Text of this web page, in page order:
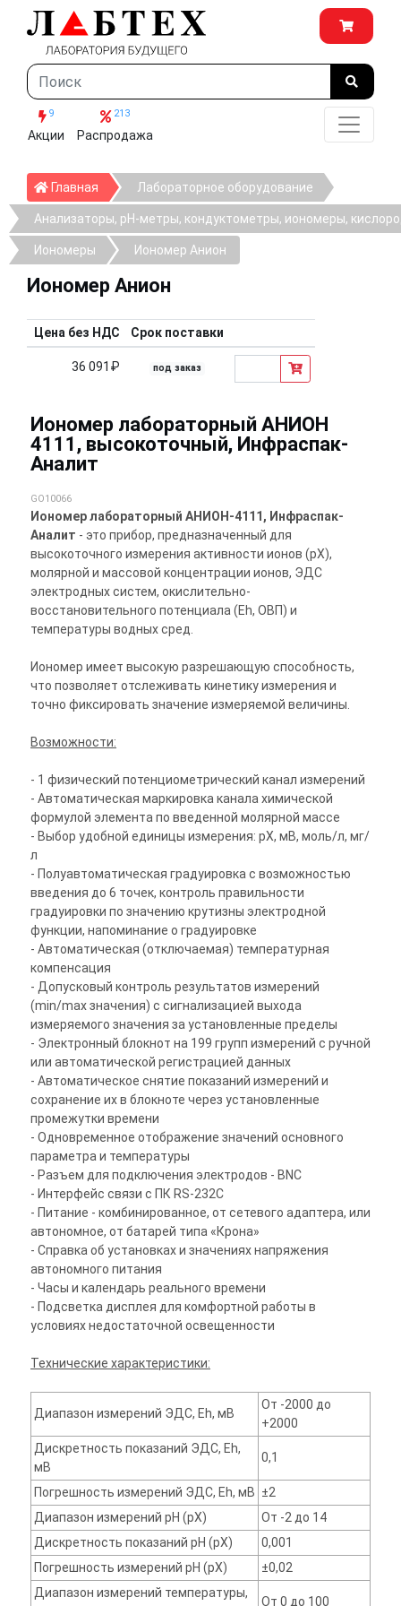
9
Акции
213
Распродажа
Главная ГлавнаяЛабораторное оборудование
Анализаторы, рН-метры, кондуктометры, иономеры,
Иономеры Иономер Анион
Иономер Анион
Цена без НДС Срок поставки
36 091₽ под заказ
Иономер лабораторный АНИОН
4111, высокоточный, Инфраспак-
Аналит
GO10066
Иономер лабораторный АНИОН-4111, Инфраспак-
Аналит - это прибор, предназначенный для
высокоточного измерения активности ионов (pX),
молярной и массовой концентрации ионов, ЭДС
электродных систем, окислительно-
восстановительного потенциала (Eh, ОВП) и
температуры водных сред.
Иономер имеет высокую разрешающую способность,
что позволяет отслеживать кинетику измерения и
точно фиксировать значение измеряемой величины.
Возможности:
- 1 физический потенциометрический канал измерений
- Автоматическая маркировка канала химической
формулой элемента по введенной молярной массе
- Выбор удобной единицы измерения: pX, мВ, моль/л, мг/
л
- Полуавтоматическая градуировка с возможностью
введения до 6 точек, контроль правильности
градуировки по значению крутизны электродной
функции, напоминание о градуировке
- Автоматическая (отключаемая) температурная
компенсация
- Допусковый контроль результатов измерений
(min/max значения) с сигнализацией выхода
измеряемого значения за установленные пределы
- Электронный блокнот на 199 групп измерений с ручной
или автоматической регистрацией данных
- Автоматическое снятие показаний измерений и
сохранение их в блокноте через установленные
промежутки времени
- Одновременное отображение значений основного
параметра и температуры
- Разъем для подключения электродов - BNC
- Интерфейс связи с ПК RS-232C
- Питание - комбинированное, от сетевого адаптера, или
автономное, от батарей типа «Крона»
- Справка об установках и значениях напряжения
автономного питания
- Часы и календарь реального времени
- Подсветка дисплея для комфортной работы в
условиях недостаточной освещенности
Технические характеристики:
Диапазон измерений ЭДС, Eh, мВ
От -2000 до
+2000
Дискретность показаний ЭДС, Eh,
мВ
0,1
Погрешность измерений ЭДС, Eh, мВ ±2
Диапазон измерений pH (pX)
От -2 до 14
Дискретность показаний pH (pX)
0,001
Погрешность измерений pH (pX)
±0,02
Диапазон измерений температуры,
От 0 до 100